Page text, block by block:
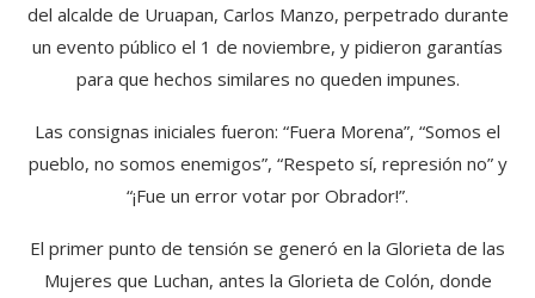
del alcalde de Uruapan, Carlos Manzo, perpetrado durante
un evento público el 1 de noviembre, y pidieron garantías
para que hechos similares no queden impunes.
Las consignas iniciales fueron: “Fuera Morena”, “Somos el
pueblo, no somos enemigos”, “Respeto sí, represión no” y
“¡Fue un error votar por Obrador!”.
El primer punto de tensión se generó en la Glorieta de las
Mujeres que Luchan, antes la Glorieta de Colón, donde